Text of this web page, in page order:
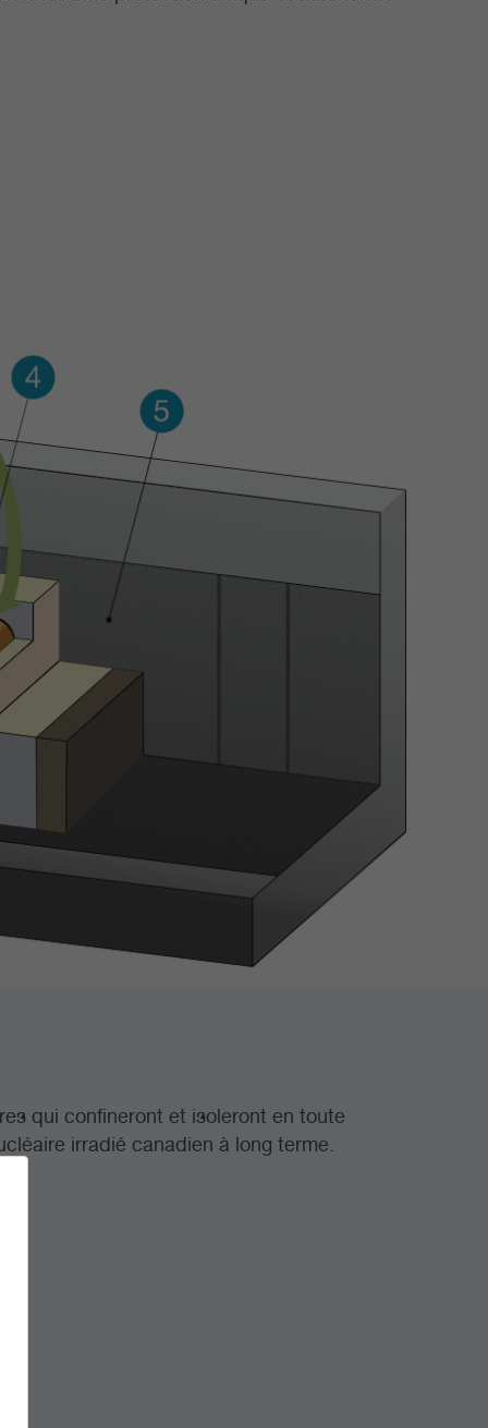
qui confineront et isoleront en toute
irradié canadien à long terme.